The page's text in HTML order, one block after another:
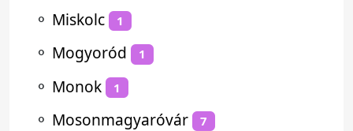
⚬ Miskolc 1
⚬ Mogyoród 1
⚬ Monok 1
⚬ Mosonmagyaróvár 7